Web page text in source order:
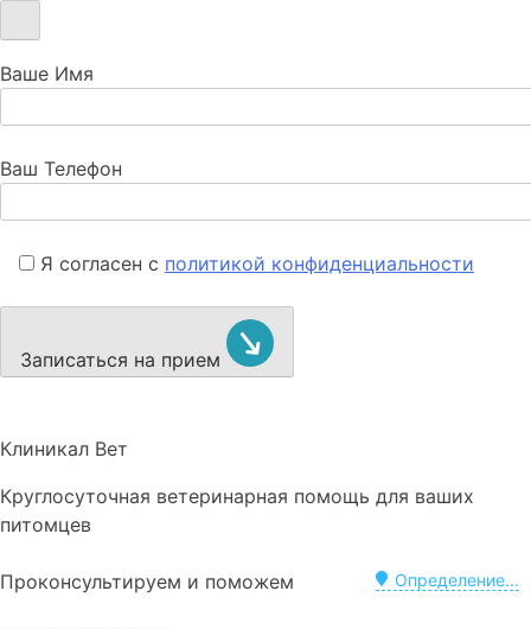
Ваше Имя
Ваш Телефон
Я согласен с политикой конфиденциальности
Записаться на прием
Клиникал Вет
Круглосуточная ветеринарная помощь для ваших
питомцев
Определение...
Проконсультируем и поможем